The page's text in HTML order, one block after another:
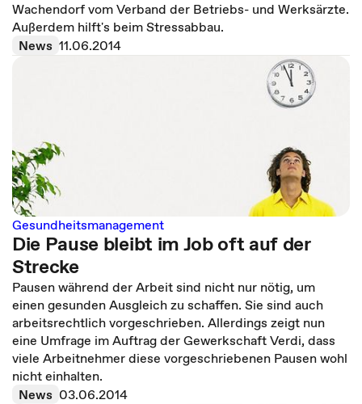
Wachendorf vom Verband der Betriebs- und Werksärzte.
Außerdem hilft's beim Stressabbau.
News 11.06.2014
Gesundheitsmanagement
Die Pause bleibt im Job oft auf der
Strecke
Pausen während der Arbeit sind nicht nur nötig, um
einen gesunden Ausgleich zu schaffen. Sie sind auch
arbeitsrechtlich vorgeschrieben. Allerdings zeigt nun
eine Umfrage im Auftrag der Gewerkschaft Verdi, dass
viele Arbeitnehmer diese vorgeschriebenen Pausen wohl
nicht einhalten.
News 03.06.2014